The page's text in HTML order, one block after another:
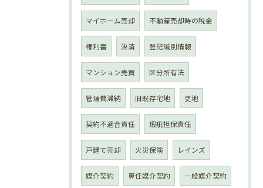
マイホーム売却 不動産売却時の税金
権利書 決済 登記識別情報
マンション売買 区分所有法
管理費滞納 旧既存宅地 更地
契約不適合責任 瑕疵担保責任
戸建て売却 火災保険 レインズ
媒介契約 専任媒介契約 一般媒介契約